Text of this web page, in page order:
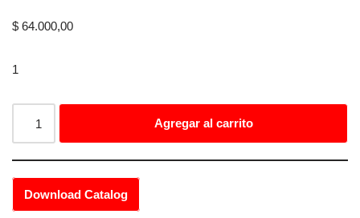
$ 64.000,00
1
Agregar al carrito
Download Catalog